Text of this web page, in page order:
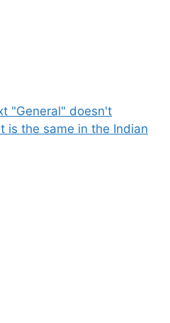
"General" doesn't
is the same in the Indian